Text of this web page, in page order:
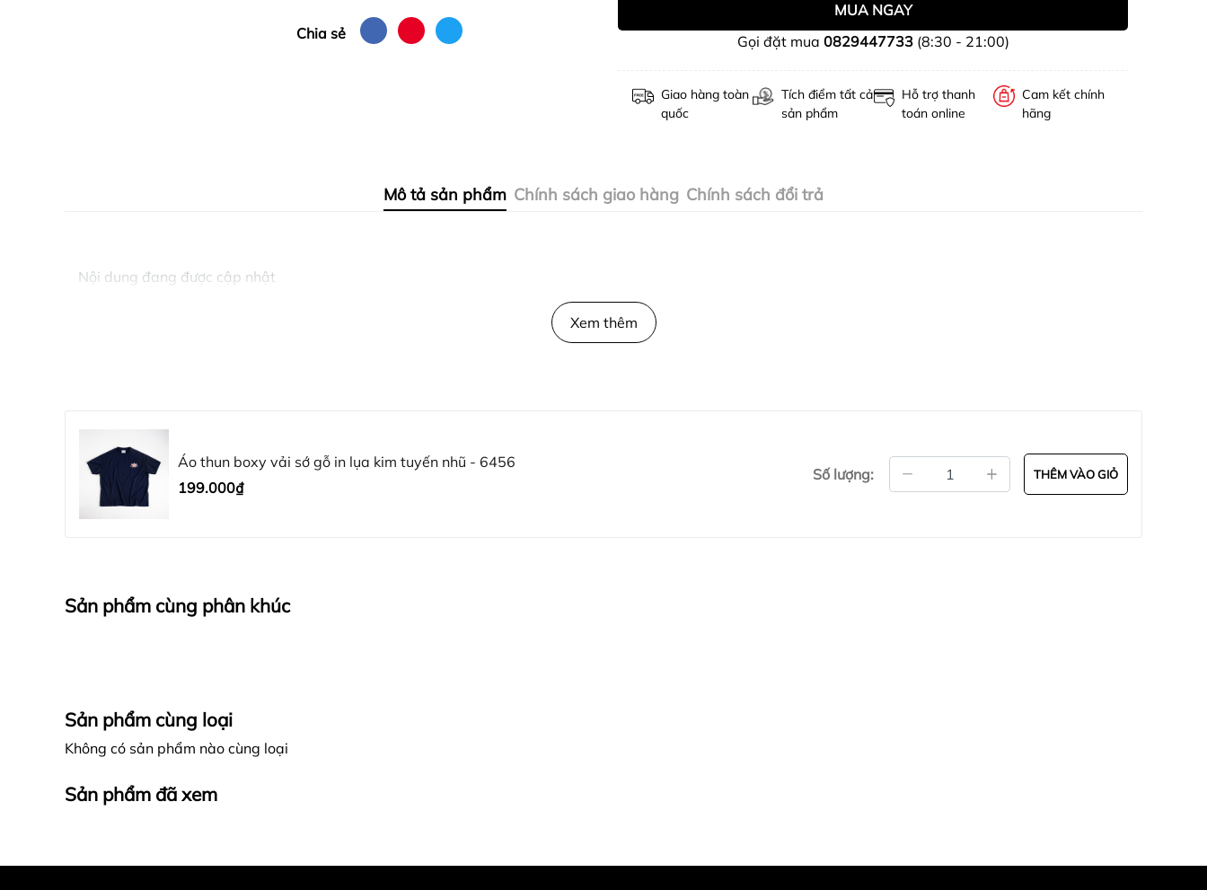
Chia sẻ
MUA NGAY
Gọi đặt mua 0829447733(8:30 - 21:00)
Giao hàng toàn
quốc
Tích điểm tất cả
sản phẩm
Hỗ trợ thanh
toán online
Cam kết chính
hãng
Mô tả sản phẩm Chính sách giao hàng Chính sách đổi trả
Nội dung đang được cập nhật
Xem thêm
Áo thun boxy vải sớ gỗ in lụa kim tuyến nhũ - 6456
199.000₫
Số lượng: THÊM VÀO GIỎ
Sản phẩm cùng phân khúc
Sản phẩm cùng loại
Không có sản phẩm nào cùng loại
Sản phẩm đã xem